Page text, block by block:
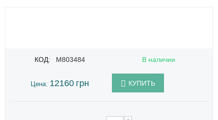
КОД: M803484 В наличии
Цена: 12160 грн КУПИТЬ